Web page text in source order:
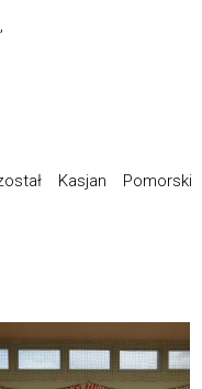
Kasjan Pomorski